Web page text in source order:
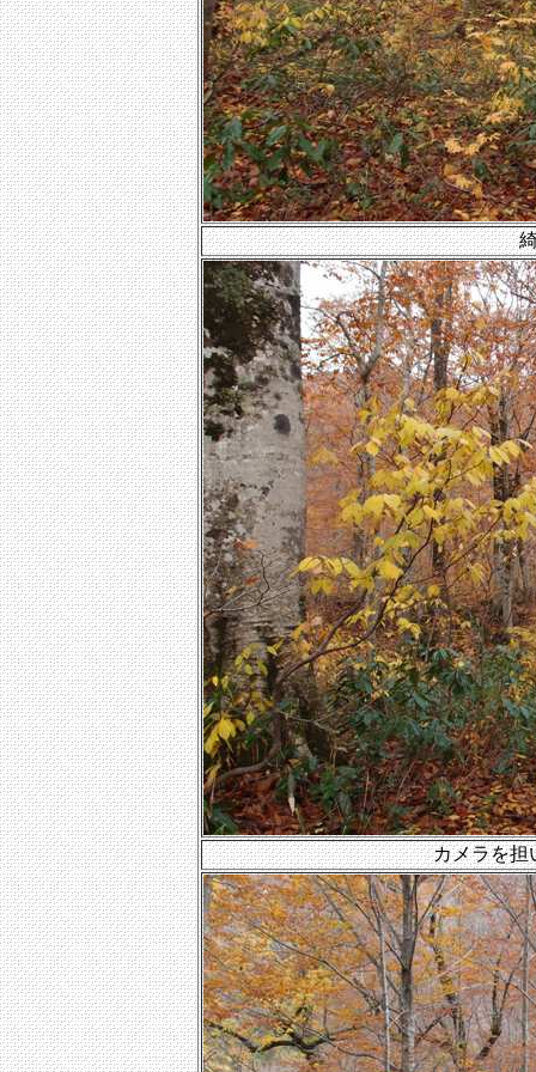
カメラを担